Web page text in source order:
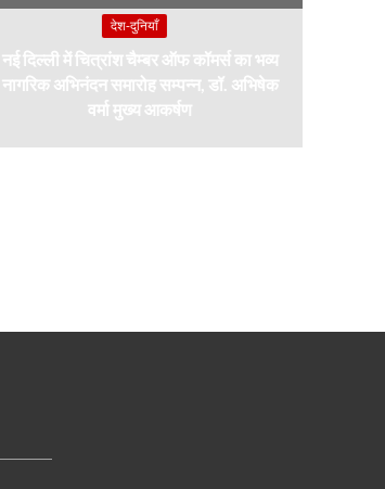
देश-दुनियाँ
नई दिल्ली में चित्रांश चैम्बर ऑफ कॉमर्स का भव्य
नागरिक अभिनंदन समारोह सम्पन्न, डॉ. अभिषेक
वर्मा मुख्य आकर्षण